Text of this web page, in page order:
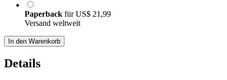
Paperback fürUS$ 21,99
Versand weltweit
In den Warenkorb
Details